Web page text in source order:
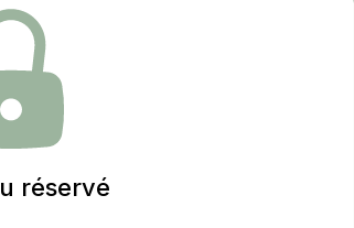
réservé